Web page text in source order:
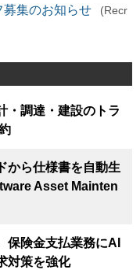
募集のお知らせ
(Recr
・調達・建設のトラ
から仕様書を自動生
Asset Mainten
保険金支払業務にAI
対策を強化